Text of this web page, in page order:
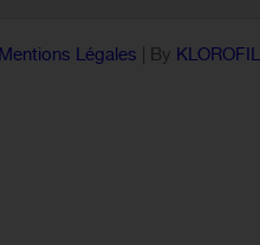
Mentions Légales | By